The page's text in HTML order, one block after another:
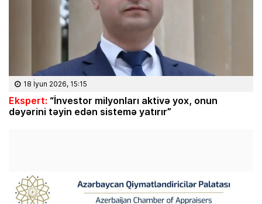
18 İyun 2026, 15:15
Ekspert: “İnvestor milyonları aktivə yox, onun
dəyərini təyin edən sistemə yatırır”